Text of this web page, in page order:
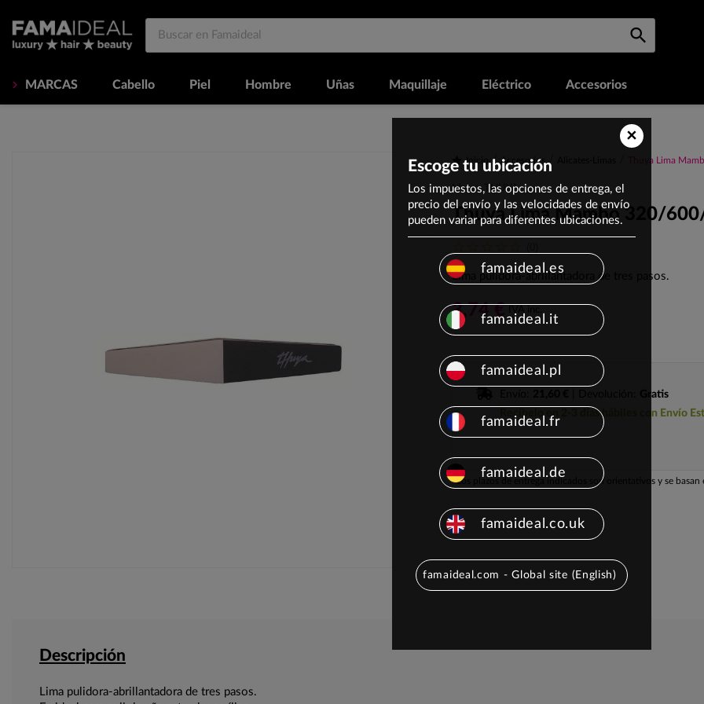
MARCAS Cabello Piel Hombre Uñas Maquillaje Eléctrico Accesorios
Inicio Accesorios Thuya Lima
Marca: THUYA
Thuya Lima Mambo 320/
Lima pulidora-abrillantadora de tres pasos.
3,74 €
Gratis
Recíbelo en 2-3 días hábiles con Envío
Los plazos de entrega indicados son orientativos y se
Descripción
Lima pulidora-abrillantadora de tres pasos.
×
Escoge tu ubicación
Los impuestos, las opciones de entrega, el
precio del envío y las velocidades de envío
pueden variar para diferentes ubicaciones.
famaideal.es
famaideal.it
famaideal.pl
famaideal.fr
famaideal.de
famaideal.co.uk
famaideal.com - Global site (English)